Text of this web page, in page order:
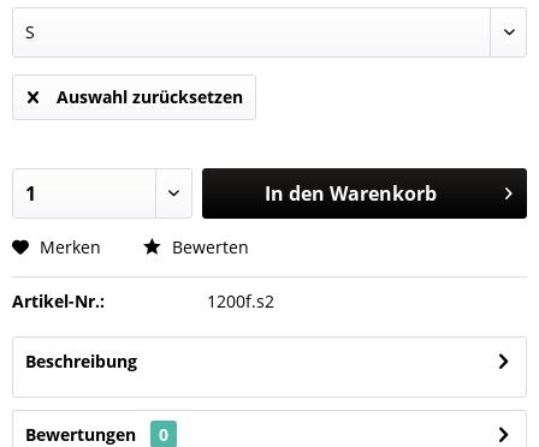
Auswahl zurücksetzen
In den Warenkorb
Merken Bewerten
Artikel-Nr.: 1200f.s2
Beschreibung
Bewertungen
0